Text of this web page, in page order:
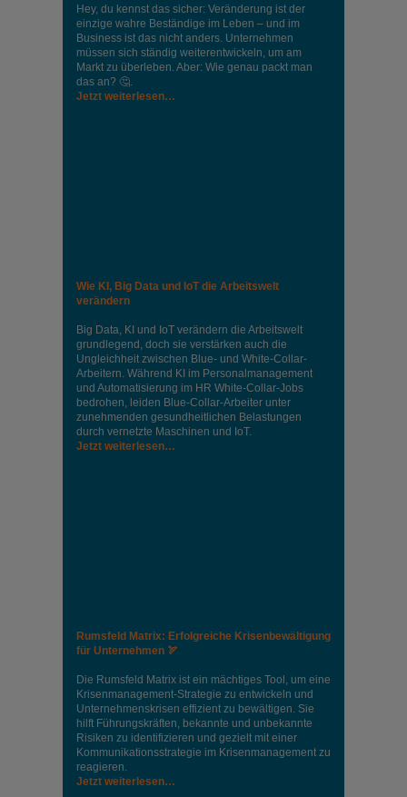
Hey, du kennst das sicher: Veränderung ist der
einzige wahre Beständige im Leben – und im
Business ist das nicht anders. Unternehmen
müssen sich ständig weiterentwickeln, um am
Markt zu überleben. Aber: Wie genau packt man
das an? 🤔.
Jetzt weiterlesen…
Wie KI, Big Data und IoT die Arbeitswelt
verändern
Big Data, KI und IoT verändern die Arbeitswelt
grundlegend, doch sie verstärken auch die
Ungleichheit zwischen Blue- und White-Collar-
Arbeitern. Während KI im Personalmanagement
und Automatisierung im HR White-Collar-Jobs
bedrohen, leiden Blue-Collar-Arbeiter unter
zunehmenden gesundheitlichen Belastungen
durch vernetzte Maschinen und IoT.
Jetzt weiterlesen…
Rumsfeld Matrix: Erfolgreiche Krisenbewältigung
für Unternehmen 🏹
Die Rumsfeld Matrix ist ein mächtiges Tool, um eine
Krisenmanagement-Strategie zu entwickeln und
Unternehmenskrisen effizient zu bewältigen. Sie
hilft Führungskräften, bekannte und unbekannte
Risiken zu identifizieren und gezielt mit einer
Kommunikationsstrategie im Krisenmanagement zu
reagieren.
Jetzt weiterlesen…